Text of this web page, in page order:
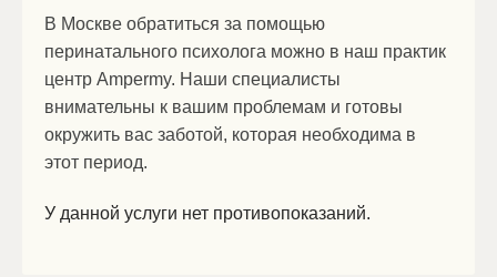
В Москве обратиться за помощью
перинатального психолога можно в наш практик
центр Ampermy. Наши специалисты
внимательны к вашим проблемам и готовы
окружить вас заботой, которая необходима в
этот период.
У данной услуги нет противопоказаний.